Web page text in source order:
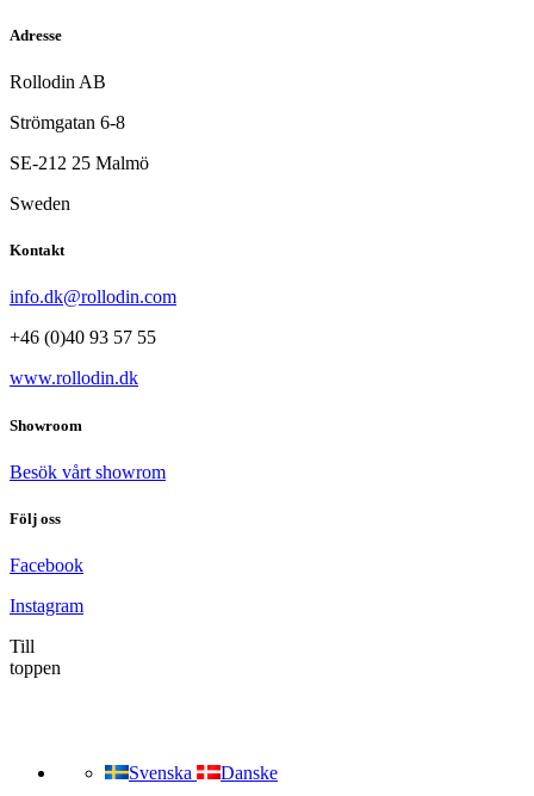
Adresse
Rollodin AB
Strömgatan 6-8
SE-212 25 Malmö
Sweden
Kontakt
info.dk@rollodin.com
+46 (0)40 93 57 55
www.rollodin.dk
Showroom
Besök vårt showrom
Följ oss
Facebook
Instagram
Till
toppen
Svenska Danske